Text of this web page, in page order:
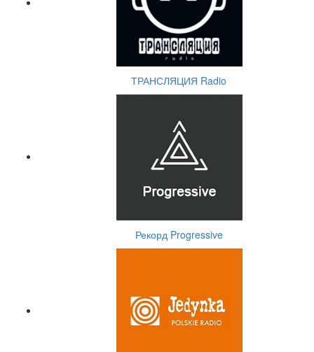
ТРАНСЛЯЦИЯ Radio
Рекорд Progressive